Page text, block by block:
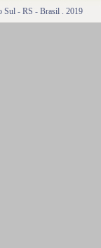
Sul - RS - Brasil . 2019